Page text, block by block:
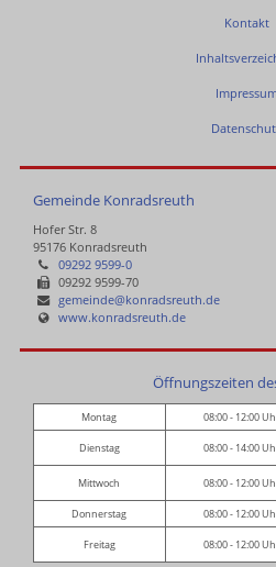
Kontakt
Gemeinde Konradsreuth
Hofer Str. 8
95176 Konradsreuth
09292 9599-0
09292 9599-70
gemeinde@konradsreuth.de
www.konradsreuth.de
Öffnungszeiten
Montag 08:00 - 12:00
Dienstag 08:00 - 14:00
Mittwoch 08:00 - 12:00
Donnerstag 08:00 - 12:00
Freitag 08:00 - 12:00